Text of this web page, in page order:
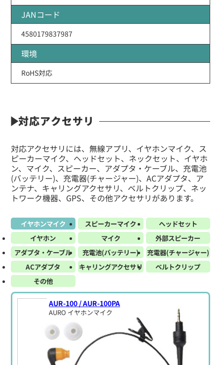
JANコード
4580179837987
環境
RoHS対応
対応アクセサリ
対応アクセサリには、無線アプリ、イヤホンマイク、ス
ピーカーマイク、ヘッドセット、ネックセット、イヤホ
ン、マイク、スピーカー、アダプタ・ケーブル、充電池
(バッテリー)、充電器(チャージャー)、ACアダプタ、ア
ンテナ、キャリングアクセサリ、ベルトクリップ、ネッ
トワーク機器、GPS、その他アクセサリがあります。
イヤホンマイク スピーカーマイク
ヘッドセット
イヤホン
マイク
外部スピーカー
アダプタ・ケーブル
充電池(バッテリー)
充電器(チャージャー)
ACアダプタ
キャリングアクセサリ
ベルトクリップ
その他
AUR-100 / AUR-100PA
AURO イヤホンマイク